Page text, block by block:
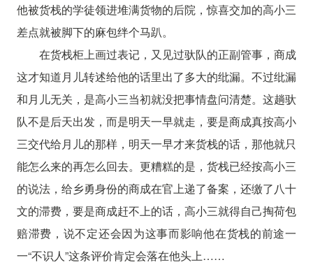
他被货栈的学徒领进堆满货物的后院，惊喜交加的高小三
差点就被脚下的麻包绊个马趴。
在货栈柜上画过表记，又见过驮队的正副管事，商成
这才知道月儿转述给他的话里出了多大的纰漏。不过纰漏
和月儿无关，是高小三当初就没把事情盘问清楚。这趟驮
队不是后天出发，而是明天一早就走，要是商成真按高小
三交代给月儿的那样，明天一早才来货栈的话，那他就只
能怎么来的再怎么回去。更糟糕的是，货栈已经按高小三
的说法，给乡勇身份的商成在官上递了备案，还缴了八十
文的滞费，要是商成赶不上的话，高小三就得自己掏荷包
赔滞费，说不定还会因为这事而影响他在货栈的前途一
一“不识人”这条评价肯定会落在他头上……